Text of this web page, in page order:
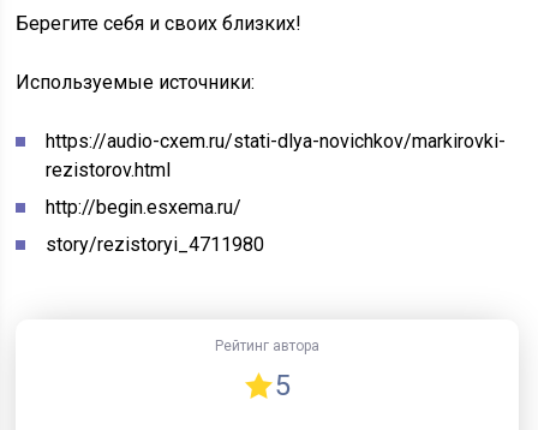
Берегите себя и своих близких!
Используемые источники:
https://audio-cxem.ru/stati-dlya-novichkov/markirovki-
rezistorov.html
http://begin.esxema.ru/
story/rezistoryi_4711980
Рейтинг автора
5